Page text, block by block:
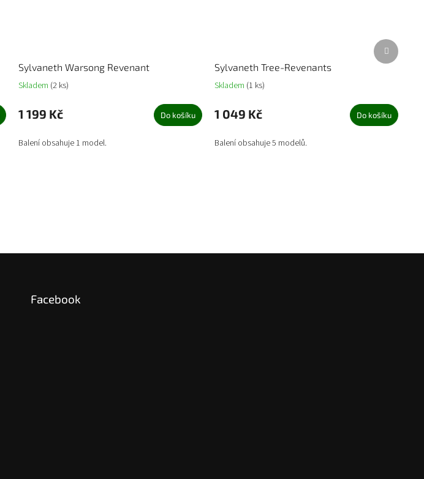
Sylvaneth Warsong Revenant
Skladem (2 ks)
1 199 Kč Do košíku
Balení obsahuje 1 model.
Sylvaneth Tree-Revenants
Skladem (1 ks)
1 049 Kč Do košíku
Balení obsahuje 5 modelů.
Další
produkt
Facebook